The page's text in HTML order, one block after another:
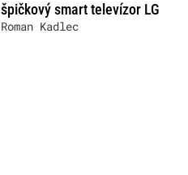
špičkový smart televízor LG
Roman Kadlec